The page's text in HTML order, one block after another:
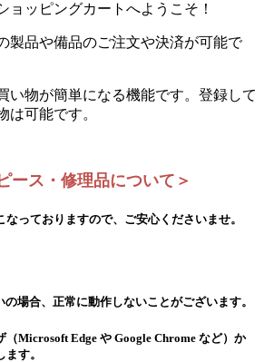
ョッピングカートへようこそ！
製品や備品のご注文や決済が可能で
い物が簡単になる機能です。登録して
は可能です。
ース・修理品について＞
っておりますので、ご安心くださいませ。
場合、正常に動作しないことがございます。
（Microsoft Edge や Google Chrome など）か
す。